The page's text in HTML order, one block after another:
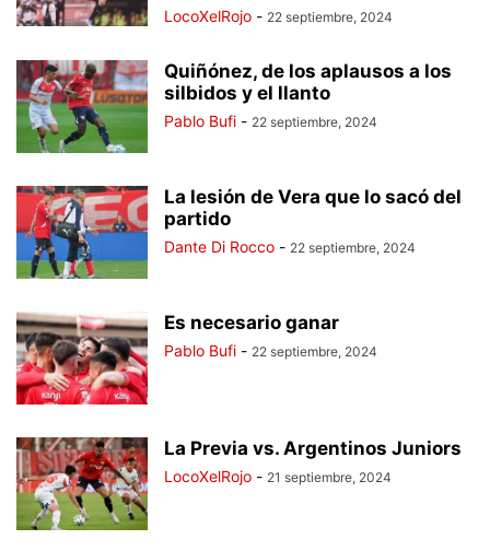
LocoXelRojo - 22 septiembre, 2024
Quiñónez, de los aplausos a los
silbidos y el llanto
Pablo Bufi - 22 septiembre, 2024
La lesión de Vera que lo sacó del
partido
Dante Di Rocco - 22 septiembre, 2024
Es necesario ganar
Pablo Bufi - 22 septiembre, 2024
La Previa vs. Argentinos Juniors
LocoXelRojo - 21 septiembre, 2024